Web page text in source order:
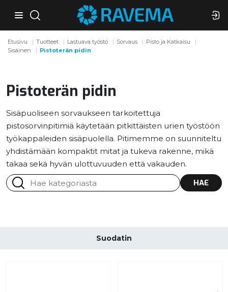
Etusivu Tuotteet Lastuava työstö Sorvaus
Pisto ja Katkaisu
Sisäinen
Pistoterän pidin
Pistoterän pidin
Sisäpuoliseen sorvaukseen tarkoitettuja
pistosorvinpitimiä käytetään pitkittäisten urien työstöön
työkappaleiden sisäpuolella. Pitimemme on suunniteltu
yhdistämään kompaktit mitat ja tukeva rakenne, mikä
takaa sekä hyvän ulottuvuuden että vakauden.
HAE
Suodatin